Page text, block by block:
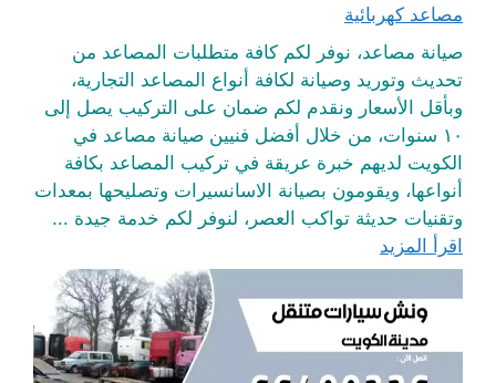
مصاعد كهربائية
صيانة مصاعد، نوفر لكم كافة متطلبات المصاعد من
تحديث وتوريد وصيانة لكافة أنواع المصاعد التجارية،
وبأقل الأسعار ونقدم لكم ضمان على التركيب يصل إلى
١٠ سنوات، من خلال أفضل فنيين صيانة مصاعد في
الكويت لديهم خبرة عريقة في تركيب المصاعد بكافة
أنواعها، ويقومون بصيانة الاسانسيرات وتصليحها بمعدات
وتقنيات حديثة تواكب العصر، لنوفر لكم خدمة جيدة ...
اقرأ المزيد